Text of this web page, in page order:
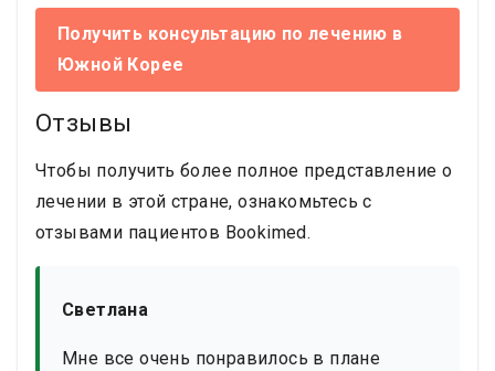
Получить консультацию по лечению в
Южной Корее
Отзывы
Чтобы получить более полное представление о
лечении в этой стране, ознакомьтесь с
отзывами пациентов Bookimed.
Светлана
Мне все очень понравилось в плане